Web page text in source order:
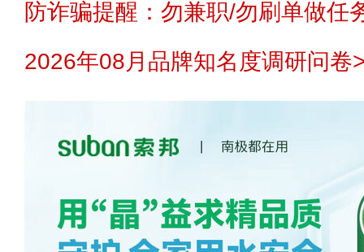
防诈骗提醒：勿兼职/勿刷单做任
2026年08月品牌知名度调研问卷